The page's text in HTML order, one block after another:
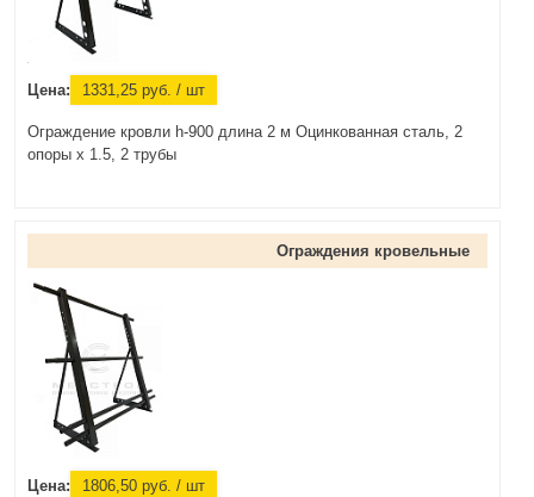
Цена: 1331,25 руб. / шт
Ограждение кровли h-900 длина 2 м Оцинкованная сталь, 2
опоры х 1.5, 2 трубы
Ограждения кровельные
Цена: 1806,50 руб. / шт